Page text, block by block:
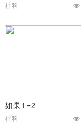
社科
如果1=2
社科